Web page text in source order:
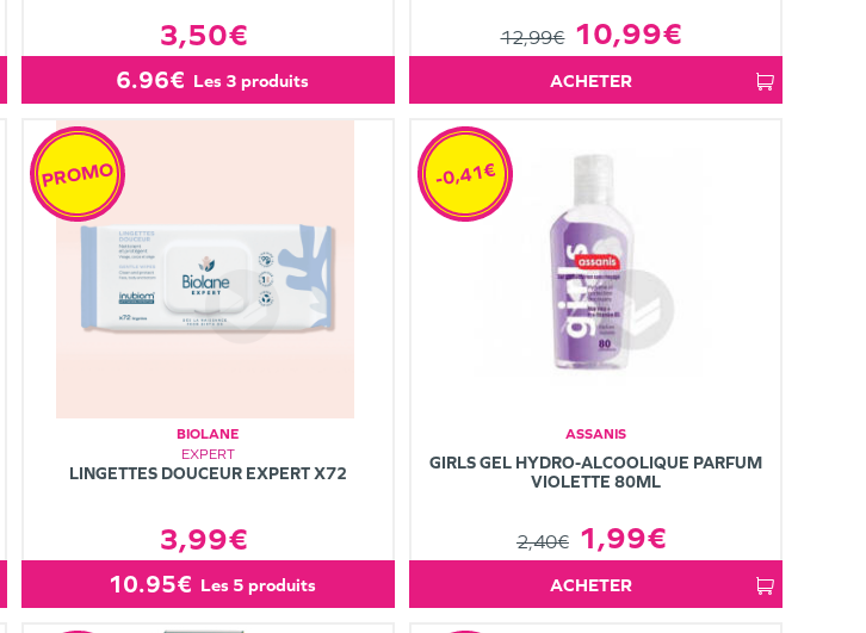
3,50€
6.96€ les 3 produits
12,99€ 10,99€
ACHETER
BIOLANE
EXPERT
LINGETTES DOUCEUR EXPERT X72
3,99€
PROMO
10.95€ les 5 produits
ASSANIS
GIRLS GEL HYDRO-ALCOOLIQUE PARFUM
VIOLETTE 80ML
2,40€ 1,99€
-0,41€
ACHETER